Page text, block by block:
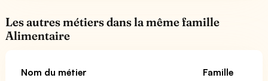
Les autres métiers dans la même famille
Alimentaire
Nom du métier
Famille